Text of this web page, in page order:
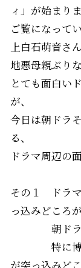
ィ 」が始まり
ご覧になって
上白石萌音さ
地悪母親ぶり
とても面白い
が、
今日は朝ドラ
る、
ドラマ周辺の
その１ ドラ
っ込みどころ
朝ドラ受け
特に
が突っ込みどこ